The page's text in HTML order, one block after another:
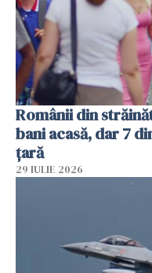
Românii din
bani acasă, dar 7
țară
29 IULIE 2026